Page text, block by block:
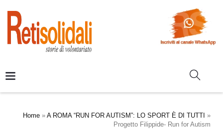
Home » A ROMA “RUN FOR AUTISM”: LO SPORT È DI TUTTI »
Progetto Filippide- Run for Autism